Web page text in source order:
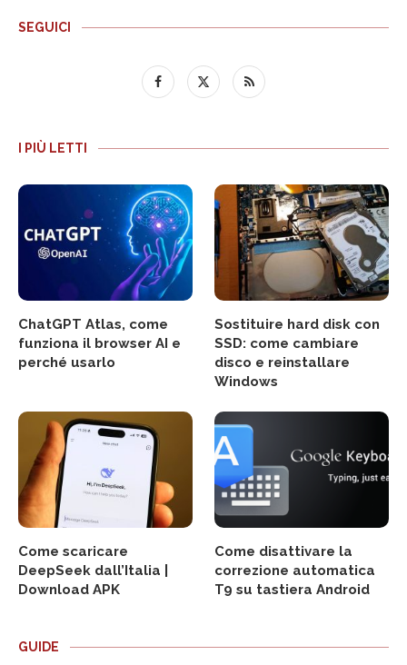
SEGUICI
I PIÙ LETTI
ChatGPT Atlas, come
funziona il browser AI e
perché usarlo
Sostituire hard disk con
SSD: come cambiare
disco e reinstallare
Windows
Come scaricare
DeepSeek dall’Italia |
Download APK
Come disattivare la
correzione automatica
T9 su tastiera Android
GUIDE